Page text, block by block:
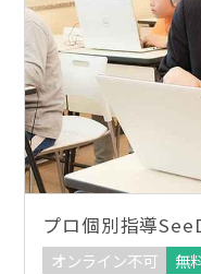
プロ個別指導
オンライン不可
無